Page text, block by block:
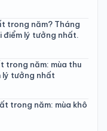
trong năm? Tháng
lý tưởng nhất.
trong năm: mùa thu
lý tưởng nhất
trong năm: mùa khô